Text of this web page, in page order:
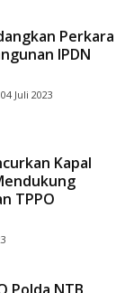
Perkara
IPDN
04 Juli 2023
Kapal
TPPO